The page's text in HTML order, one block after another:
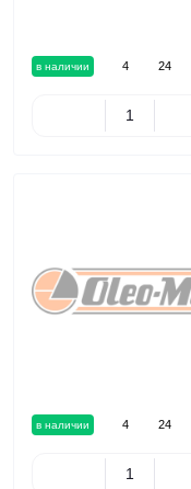
в наличии 4 24
в наличии 4 24